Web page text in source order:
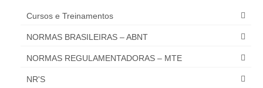
Cursos e Treinamentos
NORMAS BRASILEIRAS – ABNT
NORMAS REGULAMENTADORAS – MTE
NR'S